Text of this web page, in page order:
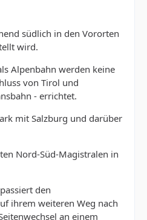
südlich in den Vororten
wird.
Alpenbahn werden keine
von Tirol und
- errichtet.
mit Salzburg und darüber
Nord-Süd-Magistralen in
den
ihrem weiteren Weg nach
an einem